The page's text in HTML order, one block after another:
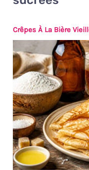
Crêpes À La Bière